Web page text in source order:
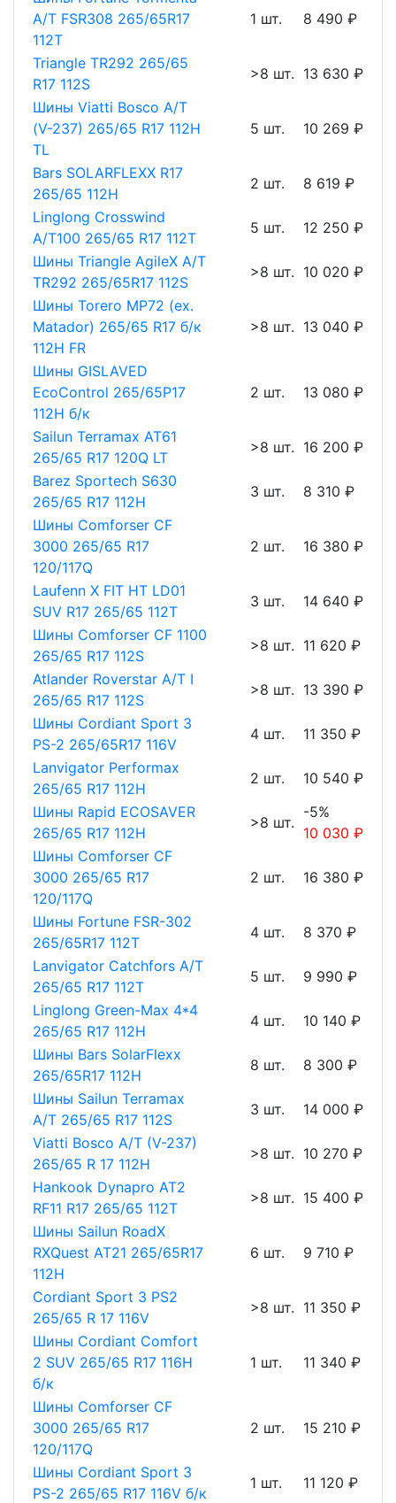
A/T FSR308 265/65R17
112T
1 шт. 8 490 ₽
Triangle TR292 265/65
R17 112S
>8 шт. 13 630 ₽
Шины Viatti Bosco A/T
(V-237) 265/65 R17 112H
TL
5 шт. 10 269 ₽
Bars SOLARFLEXX R17
265/65 112H
2 шт.
8 619 ₽
Linglong Crosswind
A/T100 265/65 R17 112T
5 шт.
12 250 ₽
Шины Triangle AgileX A/T
TR292 265/65R17 112S
>8 шт. 10 020 ₽
Шины Torero MP72 (ex.
Matador) 265/65 R17 б/к
112H FR
>8 шт. 13 040 ₽
Шины GISLAVED
EcoControl 265/65Р17
112H б/к
2 шт. 13 080 ₽
Sailun Terramax AT61
265/65 R17 120Q LT
>8 шт. 16 200 ₽
Barez Sportech S630
265/65 R17 112H
3 шт.
8 310 ₽
Шины Comforser CF
3000 265/65 R17
120/117Q
2 шт. 16 380 ₽
Laufenn X FIT HT LD01
SUV R17 265/65 112T
3 шт.
14 640 ₽
Шины Comforser CF 1100
265/65 R17 112S
>8 шт. 11 620 ₽
Atlander Roverstar A/T I
265/65 R17 112S
>8 шт. 13 390 ₽
Шины Cordiant Sport 3
PS-2 265/65R17 116V
4 шт.
11 350 ₽
Lanvigator Performax
265/65 R17 112H
2 шт.
10 540 ₽
Шины Rapid ECOSAVER
265/65 R17 112H
>8 шт.
-5%
10 030 ₽
Шины Comforser CF
3000 265/65 R17
120/117Q
2 шт. 16 380 ₽
Шины Fortune FSR-302
265/65R17 112T
4 шт.
8 370 ₽
Lanvigator Catchfors A/T
265/65 R17 112T
5 шт.
9 990 ₽
Linglong Green-Max 4*4
265/65 R17 112H
4 шт.
10 140 ₽
Шины Bars SolarFlexx
265/65R17 112H
8 шт.
8 300 ₽
Шины Sailun Terramax
A/T 265/65 R17 112S
3 шт.
14 000 ₽
Viatti Bosco A/T (V-237)
265/65 R 17 112H
>8 шт. 10 270 ₽
Hankook Dynapro AT2
RF11 R17 265/65 112T
>8 шт. 15 400 ₽
Шины Sailun RoadX
RXQuest AT21 265/65R17
112H
6 шт. 9 710 ₽
Cordiant Sport 3 PS2
265/65 R 17 116V
>8 шт. 11 350 ₽
Шины Cordiant Comfort
2 SUV 265/65 R17 116H
б/к
1 шт. 11 340 ₽
Шины Comforser CF
3000 265/65 R17
120/117Q
2 шт. 15 210 ₽
Шины Cordiant Sport 3
PS-2 265/65 R17 116V б/к
1 шт.
11 120 ₽